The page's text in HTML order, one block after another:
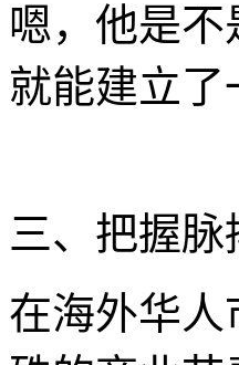
嗯，他是
就能建立
三、把握
在海外华